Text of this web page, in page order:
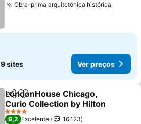
Obra-prima arquitetónica histórica
9 sites Ver preços
PartilharAdicionar aos favoritos
LondonHouse Chicago,
Curio Collection by Hilton
Ver preços
4 Estrelas
9,2 Excelente
16.123